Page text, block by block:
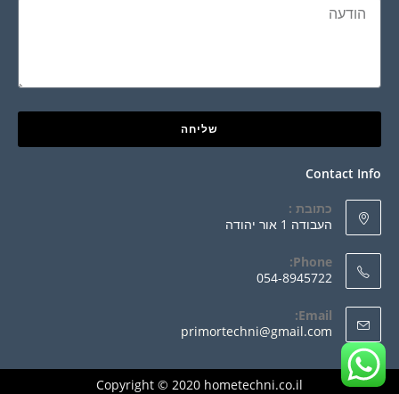
שליחה
Contact Info
כתובת :
העבודה 1 אור יהודה
Phone:
054-8945722
Email:
primortechni@gmail.com
Copyright © 2020 hometechni.co.il